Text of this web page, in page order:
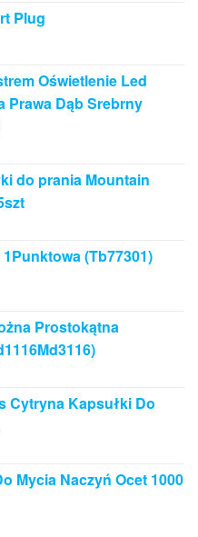
Plug
Oświetlenie Led
Prawa Dąb Srebrny
do prania Mountain
(Tb77301)
Prostokątna
Cytryna Kapsułki Do
Mycia Naczyń Ocet 1000